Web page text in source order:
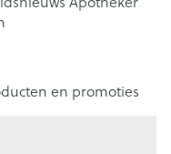
en promoties